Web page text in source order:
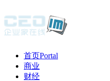
首页Portal
商业
财经